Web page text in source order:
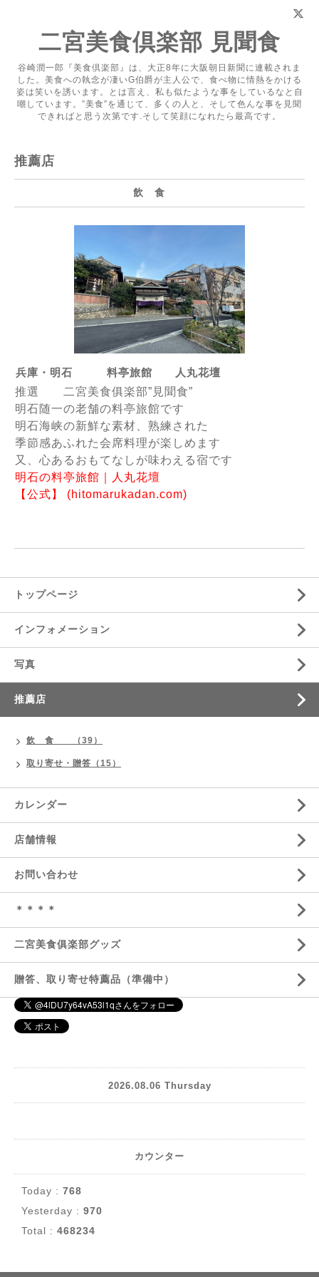
二宮美食倶楽部 見聞食
谷崎潤一郎『美食倶楽部』は、大正8年に大阪朝日新聞に連載されま
した。美食への執念が凄いG伯爵が主人公で、食べ物に情熱をかける
姿は笑いを誘います。とは言え、私も似たような事をしているなと自
嘲しています。”美食”を通じて、多くの人と、そして色んな事を見聞
できればと思う次第です.そして笑顔になれたら最高です。
推薦店
飲 食
兵庫・明石 料亭旅館 人丸花壇
推選 二宮美食俱楽部”見聞食”
明石随一の老舗の料亭旅館です
明石海峡の新鮮な素材、熟練された
季節感あふれた会席料理が楽しめます
又、心あるおもてなしが味わえる宿です
明石の料亭旅館｜人丸花壇
【公式】 (hitomarukadan.com)
トップページ
インフォメーション
写真
推薦店
飲 食 （39）
取り寄せ・贈答（15）
カレンダー
店舗情報
お問い合わせ
＊＊＊＊
二宮美食俱楽部グッズ
贈答、取り寄せ特薦品（準備中）
2026.08.06 Thursday
カウンター
Today : 768
Yesterday : 970
Total : 468234